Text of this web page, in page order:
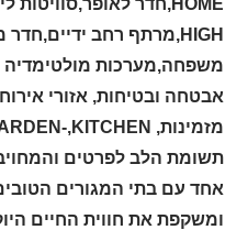
HIGH,מרתף רחב
משפחה,מערכות
אבטחה ובטיחות, אזורי
מזמינות, ,KITCHEN
תשומת הלב לפרטים
אחד עם בתי המגורים
ומשקפת את חווית החיים